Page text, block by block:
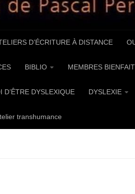
D’ÉCRITURE À DISTANCE
BIBLIO MEMBRES
D’ÊTRE DYSLEXIQUE DYSLEXIE
transhumance